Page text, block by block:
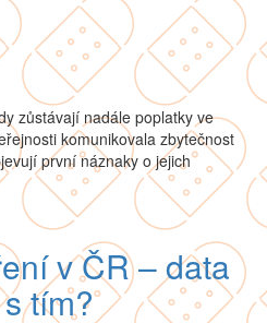
zůstávají nadále poplatky ve
komunikovala zbytečnost
první náznaky o jejich
v ČR – data
tím?